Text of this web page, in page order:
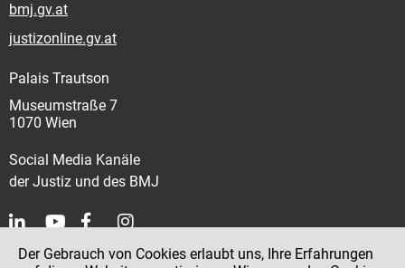
bmj.gv.at
justizonline.gv.at
Palais Trautson
Museumstraße 7
1070 Wien
Social Media Kanäle
der Justiz und des BMJ
Kontakt
Der Gebrauch von Cookies erlaubt uns, Ihre Erfahrungen